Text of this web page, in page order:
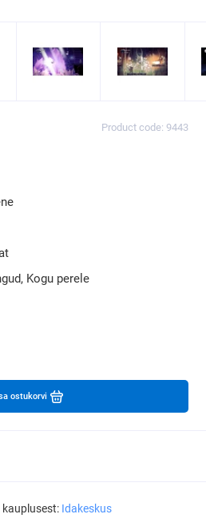
Product code: 9443
Kogu perele
ostukorvi
kauplusest: Idakeskus